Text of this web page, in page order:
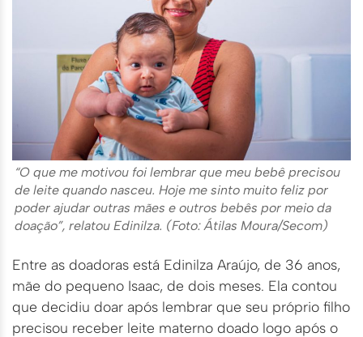
“O que me motivou foi lembrar que meu bebê precisou
de leite quando nasceu. Hoje me sinto muito feliz por
poder ajudar outras mães e outros bebês por meio da
doação”, relatou Edinilza. (Foto: Átilas Moura/Secom)
Entre as doadoras está Edinilza Araújo, de 36 anos,
mãe do pequeno Isaac, de dois meses. Ela contou
que decidiu doar após lembrar que seu próprio filho
precisou receber leite materno doado logo após o